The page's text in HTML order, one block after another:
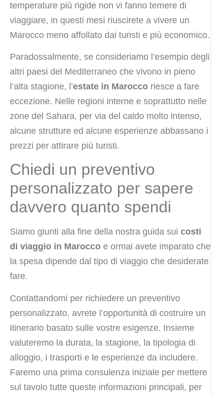
temperature più rigide non vi fanno temere di
viaggiare, in questi mesi riuscirete a vivere un
Marocco meno affollato dai turisti e più economico.
Paradossalmente, se consideriamo l’esempio degli
altri paesi del Mediterraneo che vivono in pieno
l’alta stagione, l’estate in Marocco riesce a fare
eccezione. Nelle regioni interne e soprattutto nelle
zone del Sahara, per via del caldo molto intenso,
alcune strutture ed alcune esperienze abbassano i
prezzi per attirare più turisti.
Chiedi un preventivo
personalizzato per sapere
davvero quanto spendi
Siamo giunti alla fine della nostra guida sui costi
di viaggio in Marocco e ormai avete imparato che
la spesa dipende dal tipo di viaggio che desiderate
fare.
Contattandomi per richiedere un preventivo
personalizzato, avrete l’opportunità di costruire un
itinerario basato sulle vostre esigenze. Insieme
valuteremo la durata, la stagione, la tipologia di
alloggio, i trasporti e le esperienze da includere.
Faremo una prima consulenza iniziale per mettere
sul tavolo tutte queste informazioni principali, per